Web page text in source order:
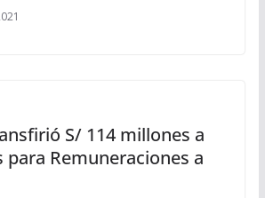
S/ 114 millones a
para Remuneraciones a